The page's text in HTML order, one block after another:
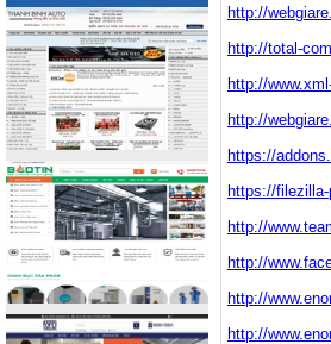
http://
http://total-
http://
http://
https://
https://
http://
http://
http://
http://